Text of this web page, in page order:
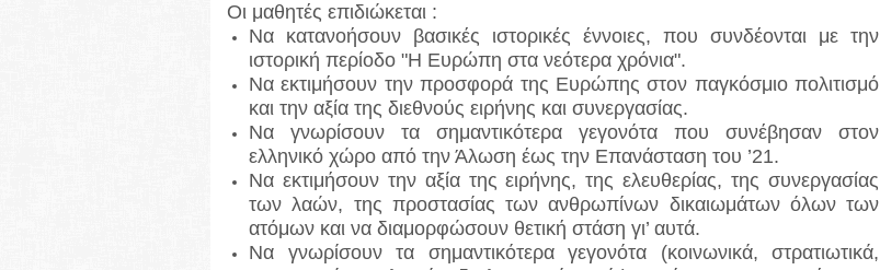
Οι μαθητές επιδιώκεται :
Να κατανοήσουν βασικές ιστορικές έννοιες, που συνδέονται με την
ιστορική περίοδο "Η Ευρώπη στα νεότερα χρόνια".
Να εκτιμήσουν την προσφορά της Ευρώπης στον παγκόσμιο πολιτισμό
και την αξία της διεθνούς ειρήνης και συνεργασίας.
Να γνωρίσουν τα σημαντικότερα γεγονότα που συνέβησαν στον
ελληνικό χώρο από την Άλωση έως την Επανάσταση του ’21.
Να εκτιμήσουν την αξία της ειρήνης, της ελευθερίας, της συνεργασίας
των λαών, της προστασίας των ανθρωπίνων δικαιωμάτων όλων των
ατόμων και να διαμορφώσουν θετική στάση γι’ αυτά.
Να γνωρίσουν τα σημαντικότερα γεγονότα (κοινωνικά, στρατιωτικά,